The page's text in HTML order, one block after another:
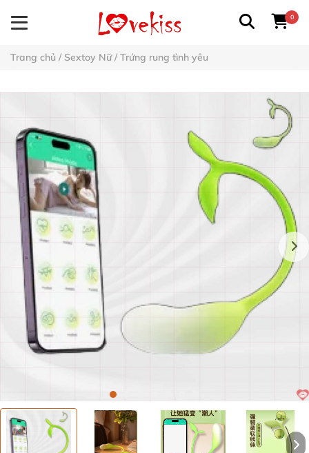
0
Trang chủ / Sextoy Nữ/ Trứng rung tình yêu